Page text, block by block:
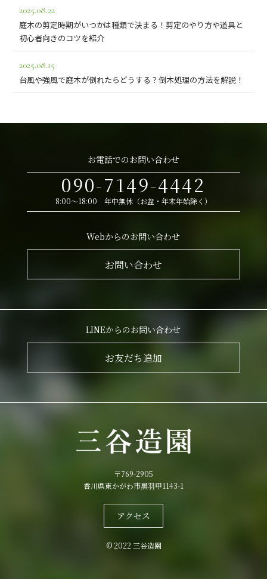
2025.08.22
庭木の剪定時期がいつかは種類で決まる！剪定のやり方や道具と
初心者向きのコツを紹介
2025.08.15
台風や強風で庭木が倒れたらどうする？倒木処理の方法を解説！
お電話でのお問い合わせ
090-7149-4442
8:00～18:00 年中無休（お盆・年末年始除く）
Webからのお問い合わせ
お問い合わせ
LINEからのお問い合わせ
お友だち追加
〒769-2905
香川県東かがわ市黒羽甲1143-1
アクセス
© 2022 三谷造園